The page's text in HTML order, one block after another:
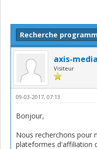
Recherche
axis-
Visiteur
09-03-2017, 07:13
Bonjour,
Nous recherchons pour
plateformes d'affiliation